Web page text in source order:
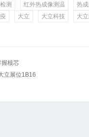
测 红外热成像测温
热
大立 大立科技
大
握核芯
立展位1B16